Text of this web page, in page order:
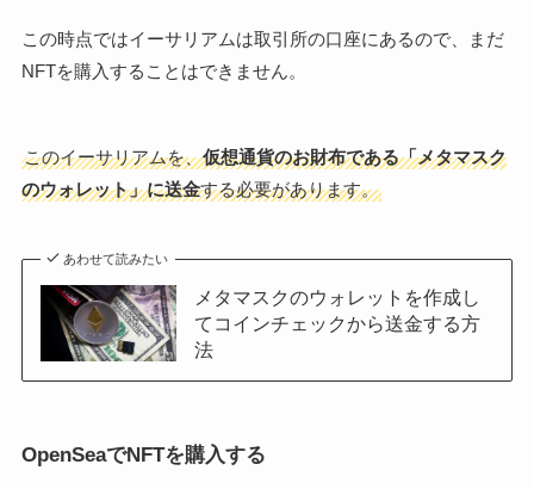
この時点ではイーサリアムは取引所の口座にあるので、まだ
NFTを購入することはできません。
このイーサリアムを、仮想通貨のお財布である「メタマスク
のウォレット」に送金する必要があります。
あわせて読みたい
メタマスクのウォレットを作成し
てコインチェックから送金する方
法
OpenSeaでNFTを購入する